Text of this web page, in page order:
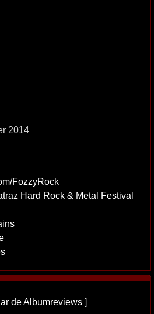
2014
FozzyRock
Hard Rock & Metal Festival
de Albumreviews ]